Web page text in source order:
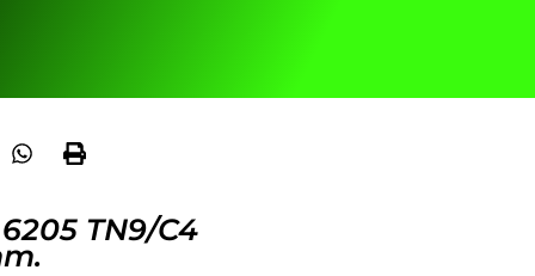
TN9/C4